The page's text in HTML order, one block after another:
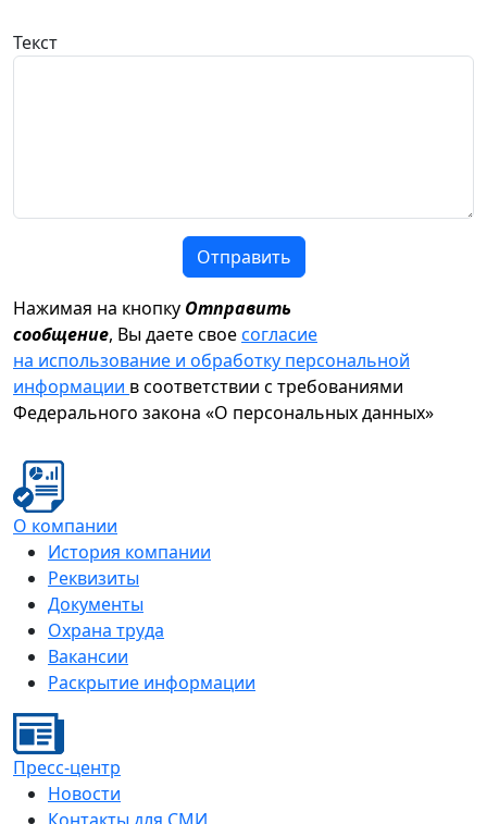
Текст
Отправить
Нажимая на кнопку Отправить
сообщение, Вы даете своесогласие
на использование и обработку персональной
информации в соответствии с требованиями
Федерального закона «О персональных данных»
О компании
История компании
Реквизиты
Документы
Охрана труда
Вакансии
Раскрытие информации
Пресс-центр
Новости